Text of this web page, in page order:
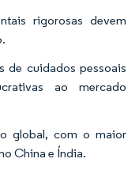
rigorosas devem
de cuidados pessoais
ao mercado
global, com o maior
China e Índia.